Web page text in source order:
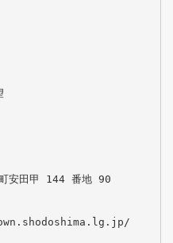
安田甲 144 番地 90